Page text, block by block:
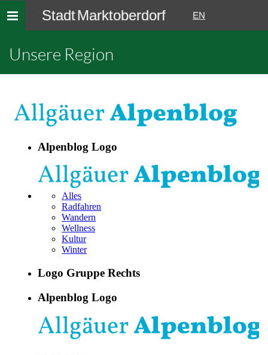
Toggle
navigation
Stadt Marktoberdorf EN
Unsere Region